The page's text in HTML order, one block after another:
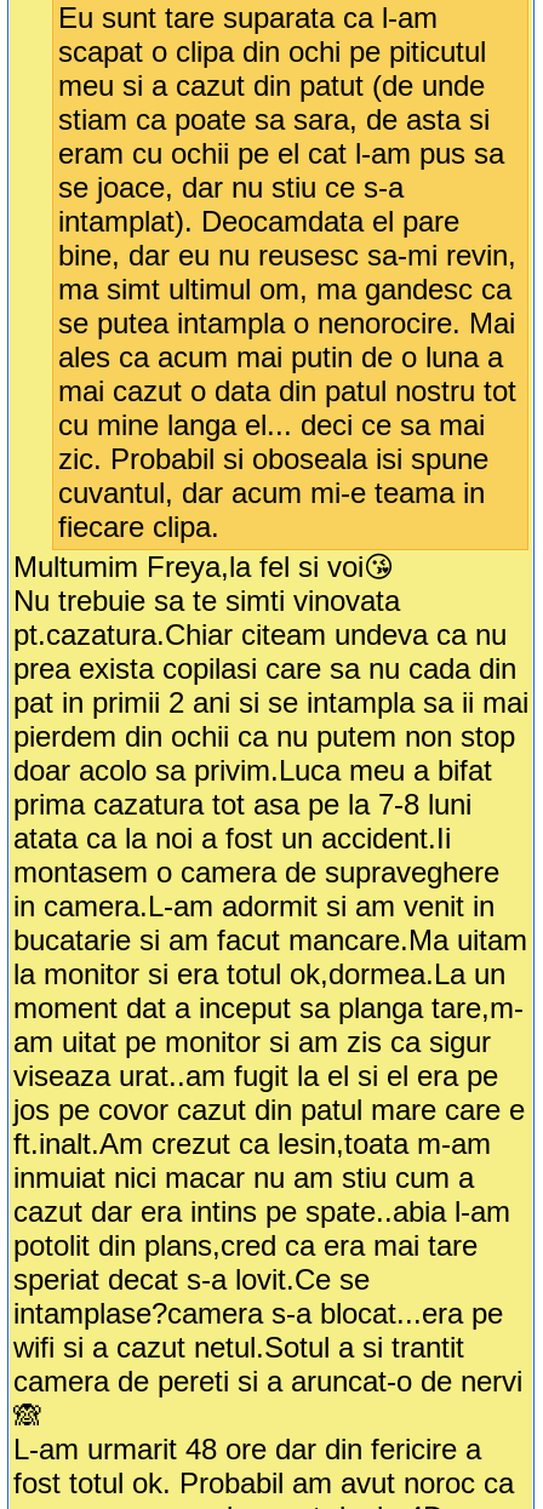
Eu sunt tare suparata ca l-am
scapat o clipa din ochi pe piticutul
meu si a cazut din patut (de unde
stiam ca poate sa sara, de asta si
eram cu ochii pe el cat l-am pus sa
se joace, dar nu stiu ce s-a
intamplat). Deocamdata el pare
bine, dar eu nu reusesc sa-mi revin,
ma simt ultimul om, ma gandesc ca
se putea intampla o nenorocire. Mai
ales ca acum mai putin de o luna a
mai cazut o data din patul nostru tot
cu mine langa el... deci ce sa mai
zic. Probabil si oboseala isi spune
cuvantul, dar acum mi-e teama in
fiecare clipa.
Multumim Freya,la fel si voi😘
Nu trebuie sa te simti vinovata
pt.cazatura.Chiar citeam undeva ca nu
prea exista copilasi care sa nu cada din
pat in primii 2 ani si se intampla sa ii mai
pierdem din ochii ca nu putem non stop
doar acolo sa privim.Luca meu a bifat
prima cazatura tot asa pe la 7-8 luni
atata ca la noi a fost un accident.Ii
montasem o camera de supraveghere
in camera.L-am adormit si am venit in
bucatarie si am facut mancare.Ma uitam
la monitor si era totul ok,dormea.La un
moment dat a inceput sa planga tare,m-
am uitat pe monitor si am zis ca sigur
viseaza urat..am fugit la el si el era pe
jos pe covor cazut din patul mare care e
ft.inalt.Am crezut ca lesin,toata m-am
inmuiat nici macar nu am stiu cum a
cazut dar era intins pe spate..abia l-am
potolit din plans,cred ca era mai tare
speriat decat s-a lovit.Ce se
intamplase?camera s-a blocat...era pe
wifi si a cazut netul.Sotul a si trantit
camera de pereti si a aruncat-o de nervi
🙈
L-am urmarit 48 ore dar din fericire a
fost totul ok. Probabil am avut noroc ca